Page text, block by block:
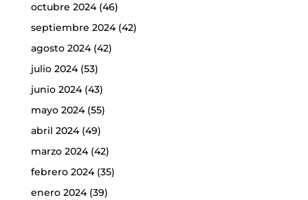
octubre 2024(46)
septiembre 2024(42)
agosto 2024(42)
julio 2024(53)
junio 2024(43)
mayo 2024(55)
abril 2024(49)
marzo 2024(42)
febrero 2024(35)
enero 2024(39)